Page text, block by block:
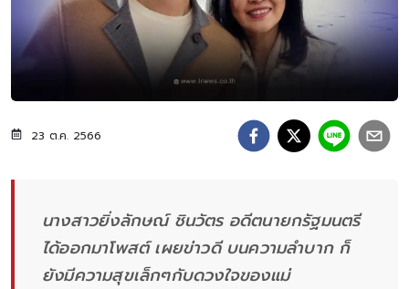
23 ต.ค. 2566
นางสาวยิ่งลักษณ์ ชินวัตร อดีตนายกรัฐมนตรี
ได้ออกมาโพสต์ เผยข่าวดี บนความลำบาก ก็
ยังมีความสุขเล็กๆกับดวงใจของแม่